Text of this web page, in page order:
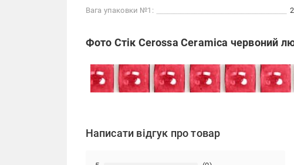
Вага упаковки №1:
Фото Стік Cerossa Ceramica червоний
Написати відгук про товар